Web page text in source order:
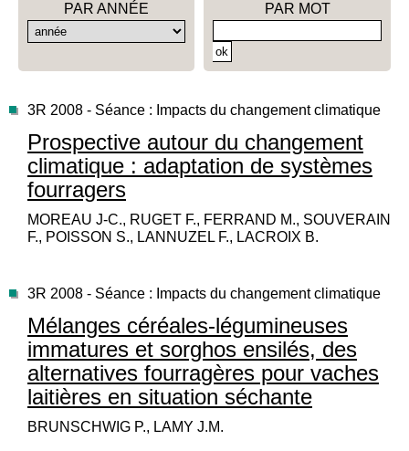
PAR ANNÉE PAR MOT
3R 2008 - Séance : Impacts du changement climatique
Prospective autour du changement
climatique : adaptation de systèmes
fourragers
MOREAU J-C., RUGET F., FERRAND M., SOUVERAIN
F., POISSON S., LANNUZEL F., LACROIX B.
3R 2008 - Séance : Impacts du changement climatique
Mélanges céréales-légumineuses
immatures et sorghos ensilés, des
alternatives fourragères pour vaches
laitières en situation séchante
BRUNSCHWIG P., LAMY J.M.